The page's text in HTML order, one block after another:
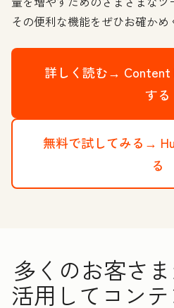
その便利な機能をぜひお確かめ
詳しく読む→ Content
する
無料で試してみる→
る
多くのお客さ
活用してコン